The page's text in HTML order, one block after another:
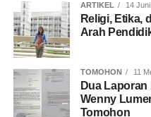
ARTIKEL 14
Religi, Etika,
Arah
TOMOHON 11
Dua
Wenny
Tomohon